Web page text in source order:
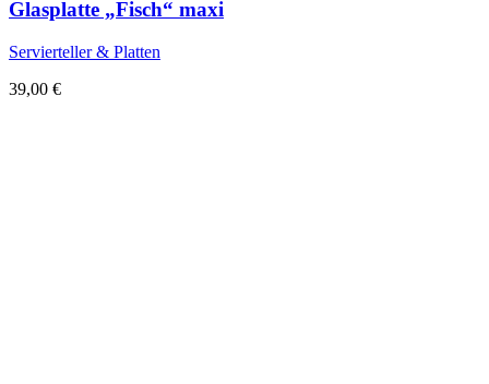
Glasplatte „Fisch“ maxi
Servierteller & Platten
39,00 €